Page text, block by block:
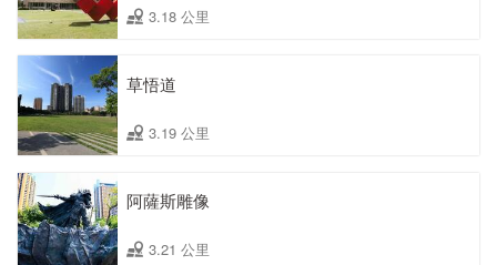
3.18 公里
草悟道
3.19 公里
阿薩斯雕像
3.21 公里